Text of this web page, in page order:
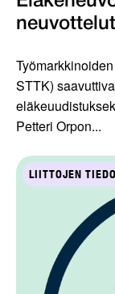
STTK)
Petteri Orpon...
LIITTOJEN